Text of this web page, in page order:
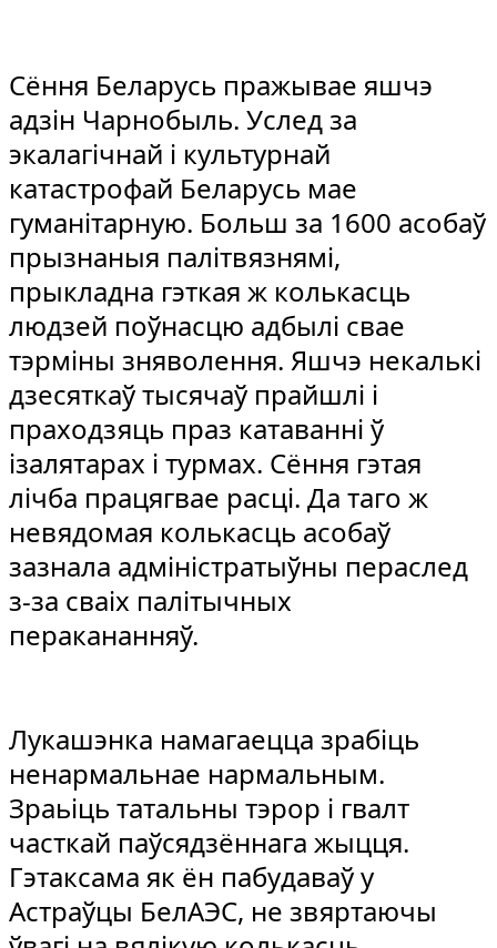
Сёння Беларусь пражывае яшчэ
адзін Чарнобыль. Услед за
экалагічнай і культурнай
катастрофай Беларусь мае
гуманітарную. Больш за 1600 асобаў
прызнаныя палітвязнямі,
прыкладна гэткая ж колькасць
людзей поўнасцю адбылі свае
тэрміны зняволення. Яшчэ некалькі
дзесяткаў тысячаў прайшлі і
праходзяць праз катаванні ў
ізалятарах і турмах. Сёння гэтая
лічба працягвае расці. Да таго ж
невядомая колькасць асобаў
зазнала адміністратыўны пераслед
з-за сваіх палітычных
перакананняў.
Лукашэнка намагаецца зрабіць
ненармальнае нармальным.
Зраьіць татальны тэрор і гвалт
часткай паўсядзённага жыцця.
Гэтаксама як ён пабудаваў у
Астраўцы БелАЭС, не звяртаючы